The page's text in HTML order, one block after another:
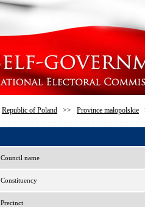
Republic of Poland >> Province małopolskie
Council name
Constituency
Precinct